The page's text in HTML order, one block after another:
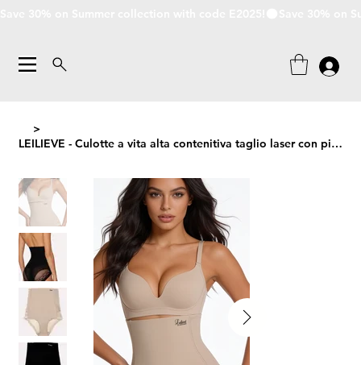
>
LEILIEVE - Culotte a vita alta contenitiva taglio laser con pizzo